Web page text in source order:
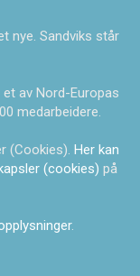
nye. Sandviks står
av Nord-Europas
medarbeidere.
(Cookies). Her kan
(cookies) på
.